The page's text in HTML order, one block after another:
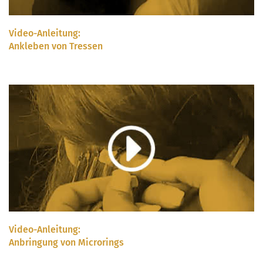
Video-Anleitung:
Ankleben von Tressen
Video-Anleitung:
Anbringung von Microrings